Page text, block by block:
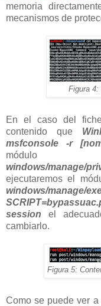
memoria
mecanismos de
Figura 4:
En el caso del
contenido que
msfconsole -r
módulo
windows/manage/
ejecutaremos el
windows/manage/
session el
cambiarlo.
Figura 5:
Como se puede ver